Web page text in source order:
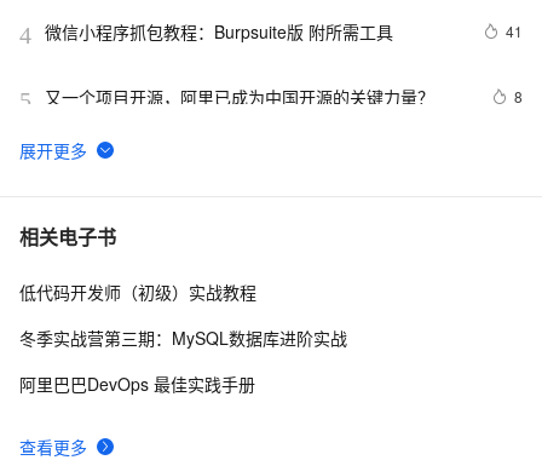
4 微信小程序抓包教程：Burpsuite版 附所需工具 41
5 又一个项目开源，阿里已成为中国开源的关键力量？ 8
6 tailwindcss使用教程
7 我的博客即将入驻“云栖社区”，诚邀技术同仁一同入驻。
8 思科路由器的密码恢复
相关电子书
查看更多
低代码开发师（初级）实战教程
冬季实战营第三期：MySQL数据库进阶实战
阿里巴巴DevOps 最佳实践手册